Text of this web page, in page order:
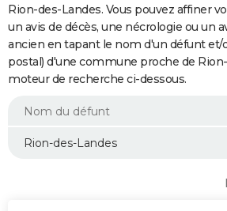
Retraite
Impôts
Epargne
Immobilier
Risques naturels par ville
Banque
Assurance
Crédit
Essais
Réserver un essai
Citadines
Berlines
SUV
Forum auto
+
HIGH-TECH
Mobiles
Meilleur smartphone
Internet
Ordinateurs
Jeux vidéo
Guide high-tech
+BRICOLAGE
Forum
Aménagement intérieur
Extérieur
Cuisine
Salle de bains
Jardinage
Rangement
WEEK-END
Guides de France
Escapades
Patrimoine
Expositions
Musées
Week-end nature
LIFESTYLE
Rion-des-Landes. Vous pouvez affiner
un avis de décès, une nécrologie ou un
ancien en tapant le nom d'un défunt et/
postal) d'une commune proche de
moteur de recherche ci-dessous.